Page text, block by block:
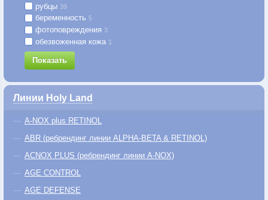
рубцы 39
беременность 5
фотоповреждения 3
обезвоженная кожа 1
Показать
Линии Holy Land
A-NOX plus RETINOL
ABR (ребрендинг линии ALPHA-BETA & RETINOL)
ACNOX PLUS (ребрендинг линии A-NOX)
AGE CONTROL
AGE DEFENSE